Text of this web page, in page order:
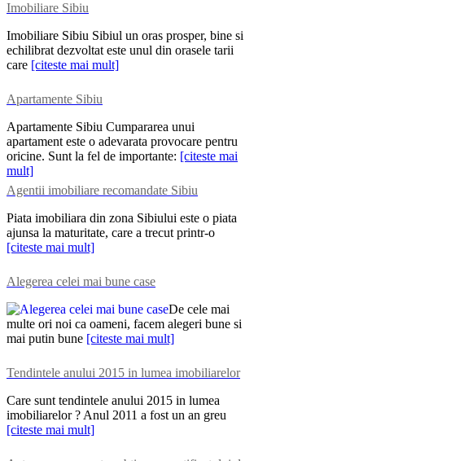
Imobiliare Sibiu
Imobiliare Sibiu Sibiul un oras prosper, bine si
echilibrat dezvoltat este unul din orasele tarii
care [citeste mai mult]
Apartamente Sibiu
Apartamente Sibiu Cumpararea unui
apartament este o adevarata provocare pentru
oricine. Sunt la fel de importante: [citeste mai
mult]
Agentii imobiliare recomandate Sibiu
Piata imobiliara din zona Sibiului este o piata
ajunsa la maturitate, care a trecut printr-o
[citeste mai mult]
Alegerea celei mai bune case
De cele mai
multe ori noi ca oameni, facem alegeri bune si
mai putin bune [citeste mai mult]
Tendintele anului 2015 in lumea imobiliarelor
Care sunt tendintele anului 2015 in lumea
imobiliarelor ? Anul 2011 a fost un an greu
[citeste mai mult]